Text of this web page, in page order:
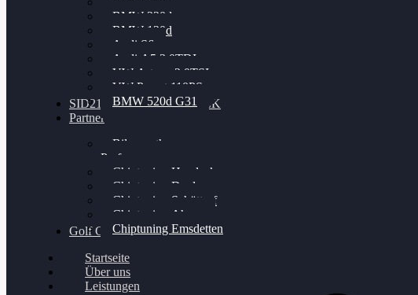
BMW 320d
BMW 120d
Audi S6
Audi A5 3.0TDI
VW Arteon 2.0TSI
VW Passat 110PS
BMW 520d G31
SID212 / 212EVO UNLOCK
Partner
Bilgenroth
Performance
Chiptuning Herzlacke
Chiptuning Duelmen
Chiptuning Schüttorf
Chiptuning Ahaus
Chiptuning Emsdetten
Golf Gewinnspiel
Startseite
Über uns
Leistungen